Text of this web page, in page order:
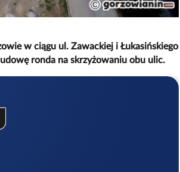
w ciągu ul. Zawackiej i Łukasińskiego
ronda na skrzyżowaniu obu ulic.